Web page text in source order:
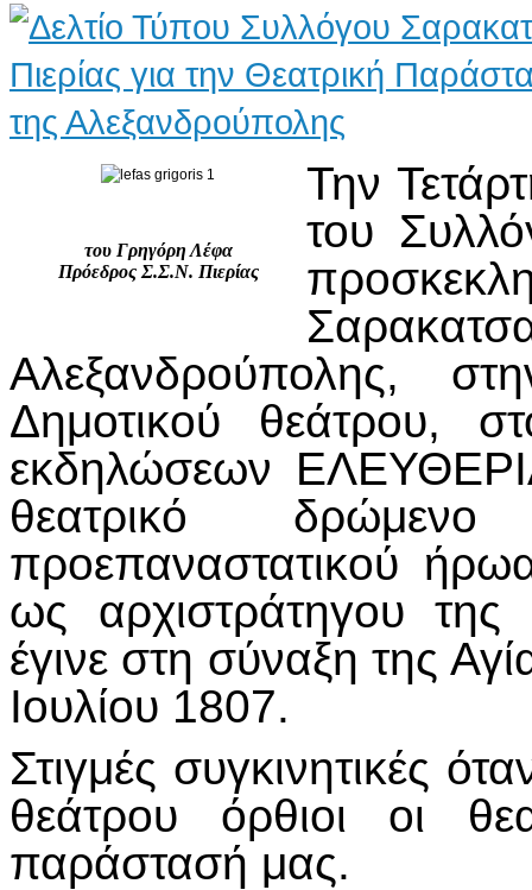
του Γρηγόρη Λέφα
Πρόεδρος Σ.Σ.Ν. Πιερίας
Την
του
Αλεξανδρούπολης,
Δημοτικού θεάτρου,
εκδηλώσεων
θεατρικό
προεπαναστατικού
ως αρχιστράτηγου της
έγινε στη σύναξη της
Ιουλίου 1807.
Στιγμές συγκινητικές
θεάτρου όρθιοι οι
παράστασή μας.